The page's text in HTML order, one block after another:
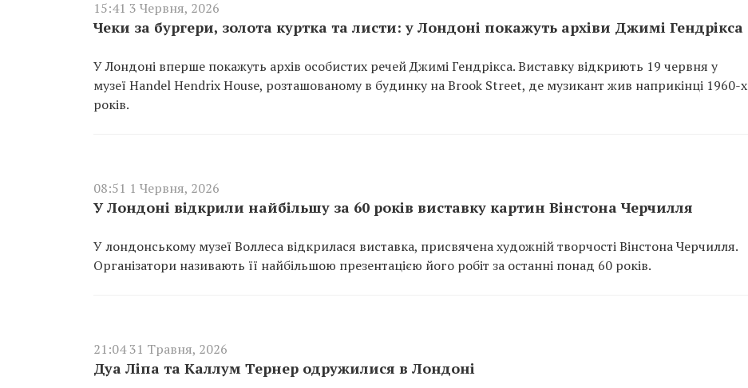
15:41 3 Червня, 2026
Чеки за бургери, золота куртка та листи: у Лондоні покажуть архіви Джимі Гендрікса
У Лондоні вперше покажуть архів особистих речей Джимі Гендрікса. Виставку відкриють 19 червня у
музеї Handel Hendrix House, розташованому в будинку на Brook Street, де музикант жив наприкінці 1960-х
років.
08:51 1 Червня, 2026
У Лондоні відкрили найбільшу за 60 років виставку картин Вінстона Черчилля
У лондонському музеї Воллеса відкрилася виставка, присвячена художній творчості Вінстона Черчилля.
Організатори називають її найбільшою презентацією його робіт за останні понад 60 років.
21:04 31 Травня, 2026
Дуа Ліпа та Каллум Тернер одружилися в Лондоні